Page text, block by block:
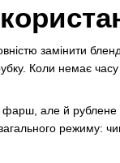
замінити
Коли немає
але й рублене
режиму: